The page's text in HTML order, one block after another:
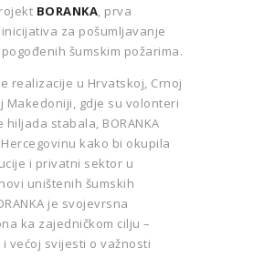
BORANKA, prva
za pošumljavanje
šumskim požarima.
realizacije u Hrvatskoj, Crnoj
Makedoniji, gdje su volonteri
stabala, BORANKA
kako bi okupila
i privatni sektor u
uništenih šumskih
je svojevrsna
ka zajedničkom cilju –
većoj svijesti o važnosti